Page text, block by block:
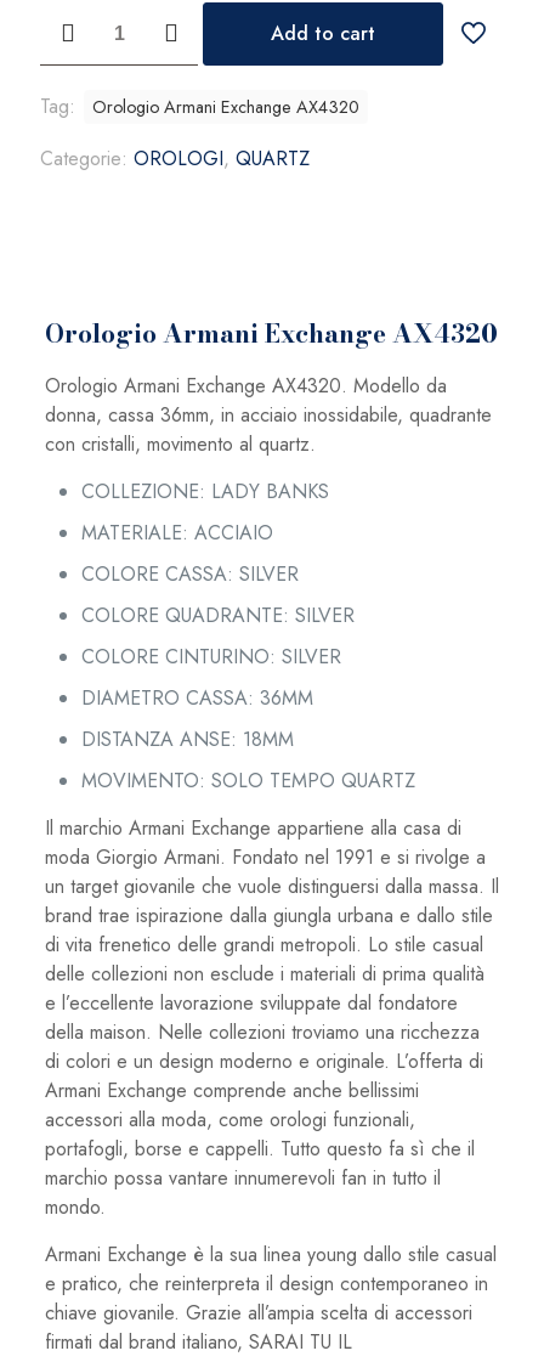
Armani
Exchange
AX4320
Add to cart
Tag: Orologio Armani Exchange AX4320
Categorie: OROLOGI, QUARTZ
Orologio Armani Exchange AX4320
Orologio Armani Exchange AX4320. Modello da
donna, cassa 36mm, in acciaio inossidabile, quadrante
con cristalli, movimento al quartz.
COLLEZIONE: LADY BANKS
MATERIALE: ACCIAIO
COLORE CASSA: SILVER
COLORE QUADRANTE: SILVER
COLORE CINTURINO: SILVER
DIAMETRO CASSA: 36MM
DISTANZA ANSE: 18MM
MOVIMENTO: SOLO TEMPO QUARTZ
Il marchio Armani Exchange appartiene alla casa di
moda Giorgio Armani. Fondato nel 1991 e si rivolge a
un target giovanile che vuole distinguersi dalla massa. Il
brand trae ispirazione dalla giungla urbana e dallo stile
di vita frenetico delle grandi metropoli. Lo stile casual
delle collezioni non esclude i materiali di prima qualità
e l’eccellente lavorazione sviluppate dal fondatore
della maison. Nelle collezioni troviamo una ricchezza
di colori e un design moderno e originale. L’offerta di
Armani Exchange comprende anche bellissimi
accessori alla moda, come orologi funzionali,
portafogli, borse e cappelli. Tutto questo fa sì che il
marchio possa vantare innumerevoli fan in tutto il
mondo.
Armani Exchange è la sua linea young dallo stile casual
e pratico, che reinterpreta il design contemporaneo in
chiave giovanile. Grazie all’ampia scelta di accessori
firmati dal brand italiano, SARAI TU IL